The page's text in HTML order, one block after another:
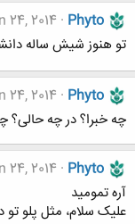
Phyto
24, 2014
تو هنوز شیش ساله
Phyto
24, 2014
چه خبرا؟ در چه حالی؟
Phyto
24, 2014
آره تمومید
علیک سلام، مثل پلو تو